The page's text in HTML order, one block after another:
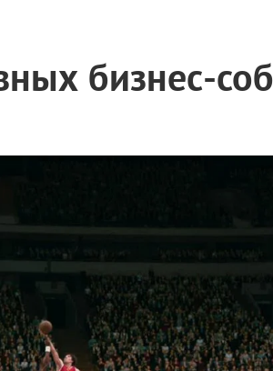
бизнес-